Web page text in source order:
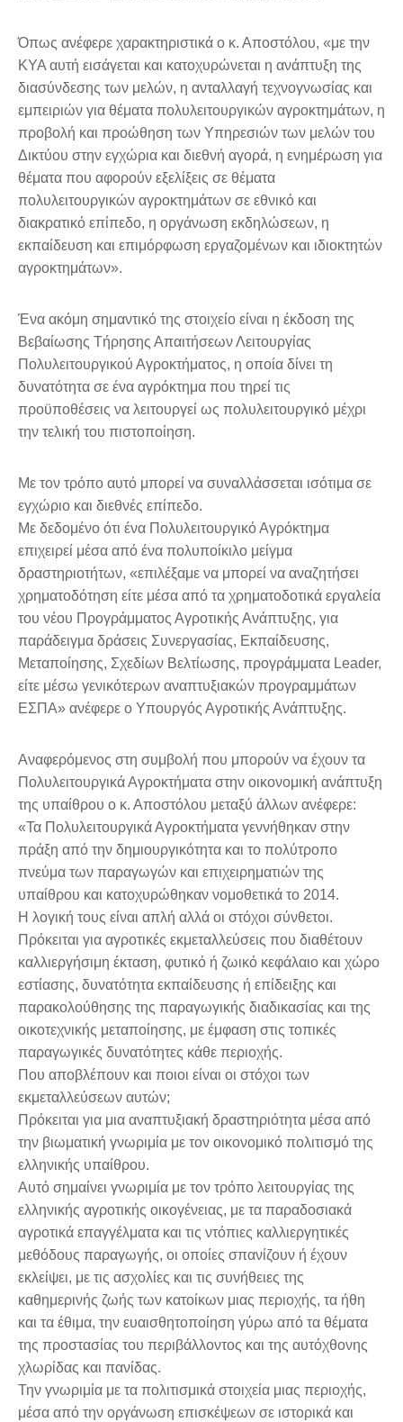
Όπως ανέφερε χαρακτηριστικά ο κ. Αποστόλου, «με την
ΚΥΑ αυτή εισάγεται και κατοχυρώνεται η ανάπτυξη της
διασύνδεσης των μελών, η ανταλλαγή τεχνογνωσίας και
εμπειριών για θέματα πολυλειτουργικών αγροκτημάτων, η
προβολή και προώθηση των Υπηρεσιών των μελών του
Δικτύου στην εγχώρια και διεθνή αγορά, η ενημέρωση για
θέματα που αφορούν εξελίξεις σε θέματα
πολυλειτουργικών αγροκτημάτων σε εθνικό και
διακρατικό επίπεδο, η οργάνωση εκδηλώσεων, η
εκπαίδευση και επιμόρφωση εργαζομένων και ιδιοκτητών
αγροκτημάτων».
Ένα ακόμη σημαντικό της στοιχείο είναι η έκδοση της
Βεβαίωσης Τήρησης Απαιτήσεων Λειτουργίας
Πολυλειτουργικού Αγροκτήματος, η οποία δίνει τη
δυνατότητα σε ένα αγρόκτημα που τηρεί τις
προϋποθέσεις να λειτουργεί ως πολυλειτουργικό μέχρι
την τελική του πιστοποίηση.
Με τον τρόπο αυτό μπορεί να συναλλάσσεται ισότιμα σε
εγχώριο και διεθνές επίπεδο.
Με δεδομένο ότι ένα Πολυλειτουργικό Αγρόκτημα
επιχειρεί μέσα από ένα πολυποίκιλο μείγμα
δραστηριοτήτων, «επιλέξαμε να μπορεί να αναζητήσει
χρηματοδότηση είτε μέσα από τα χρηματοδοτικά εργαλεία
του νέου Προγράμματος Αγροτικής Ανάπτυξης, για
παράδειγμα δράσεις Συνεργασίας, Εκπαίδευσης,
Μεταποίησης, Σχεδίων Βελτίωσης, προγράμματα Leader,
είτε μέσω γενικότερων αναπτυξιακών προγραμμάτων
ΕΣΠΑ» ανέφερε ο Υπουργός Αγροτικής Ανάπτυξης.
Αναφερόμενος στη συμβολή που μπορούν να έχουν τα
Πολυλειτουργικά Αγροκτήματα στην οικονομική ανάπτυξη
της υπαίθρου ο κ. Αποστόλου μεταξύ άλλων ανέφερε:
«Τα Πολυλειτουργικά Αγροκτήματα γεννήθηκαν στην
πράξη από την δημιουργικότητα και το πολύτροπο
πνεύμα των παραγωγών και επιχειρηματιών της
υπαίθρου και κατοχυρώθηκαν νομοθετικά το 2014.
Η λογική τους είναι απλή αλλά οι στόχοι σύνθετοι.
Πρόκειται για αγροτικές εκμεταλλεύσεις που διαθέτουν
καλλιεργήσιμη έκταση, φυτικό ή ζωικό κεφάλαιο και χώρο
εστίασης, δυνατότητα εκπαίδευσης ή επίδειξης και
παρακολούθησης της παραγωγικής διαδικασίας και της
οικοτεχνικής μεταποίησης, με έμφαση στις τοπικές
παραγωγικές δυνατότητες κάθε περιοχής.
Που αποβλέπουν και ποιοι είναι οι στόχοι των
εκμεταλλεύσεων αυτών;
Πρόκειται για μια αναπτυξιακή δραστηριότητα μέσα από
την βιωματική γνωριμία με τον οικονομικό πολιτισμό της
ελληνικής υπαίθρου.
Αυτό σημαίνει γνωριμία με τον τρόπο λειτουργίας της
ελληνικής αγροτικής οικογένειας, με τα παραδοσιακά
αγροτικά επαγγέλματα και τις ντόπιες καλλιεργητικές
μεθόδους παραγωγής, οι οποίες σπανίζουν ή έχουν
εκλείψει, με τις ασχολίες και τις συνήθειες της
καθημερινής ζωής των κατοίκων μιας περιοχής, τα ήθη
και τα έθιμα, την ευαισθητοποίηση γύρω από τα θέματα
της προστασίας του περιβάλλοντος και της αυτόχθονης
χλωρίδας και πανίδας.
Την γνωριμία με τα πολιτισμικά στοιχεία μιας περιοχής,
μέσα από την οργάνωση επισκέψεων σε ιστορικά και